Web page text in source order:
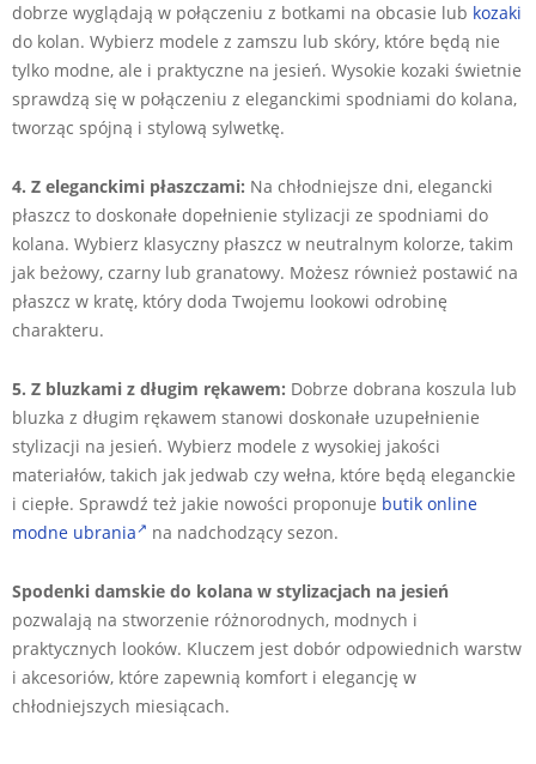
dobrze wyglądają w połączeniu z botkami na obcasie lub kozaki
do kolan. Wybierz modele z zamszu lub skóry, które będą nie
tylko modne, ale i praktyczne na jesień. Wysokie kozaki świetnie
sprawdzą się w połączeniu z eleganckimi spodniami do kolana,
tworząc spójną i stylową sylwetkę.
4. Z eleganckimi płaszczami: Na chłodniejsze dni, elegancki
płaszcz to doskonałe dopełnienie stylizacji ze spodniami do
kolana. Wybierz klasyczny płaszcz w neutralnym kolorze, takim
jak beżowy, czarny lub granatowy. Możesz również postawić na
płaszcz w kratę, który doda Twojemu lookowi odrobinę
charakteru.
5. Z bluzkami z długim rękawem: Dobrze dobrana koszula lub
bluzka z długim rękawem stanowi doskonałe uzupełnienie
stylizacji na jesień. Wybierz modele z wysokiej jakości
materiałów, takich jak jedwab czy wełna, które będą eleganckie
i ciepłe. Sprawdź też jakie nowości proponuje butik online
modne ubrania
na nadchodzący sezon.
Spodenki damskie do kolana w stylizacjach na jesień
pozwalają na stworzenie różnorodnych, modnych i
praktycznych looków. Kluczem jest dobór odpowiednich warstw
i akcesoriów, które zapewnią komfort i elegancję w
chłodniejszych miesiącach.